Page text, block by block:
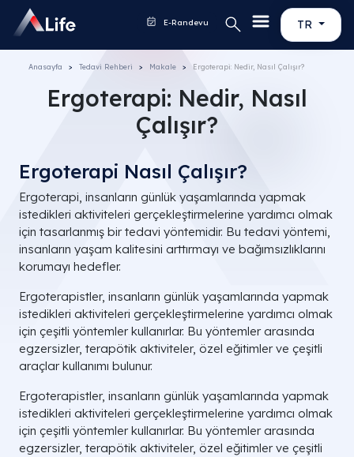
TR
E-Randevu
Anasayfa Tedavi Rehberi Makale Ergoterapi: Nedir, Nasıl Çalışır?
Ergoterapi: Nedir, Nasıl
Çalışır?
Ergoterapi Nasıl Çalışır?
Ergoterapi, insanların günlük yaşamlarında yapmak
istedikleri aktiviteleri gerçekleştirmelerine yardımcı olmak
için tasarlanmış bir tedavi yöntemidir. Bu tedavi yöntemi,
insanların yaşam kalitesini arttırmayı ve bağımsızlıklarını
korumayı hedefler.
Ergoterapistler, insanların günlük yaşamlarında yapmak
istedikleri aktiviteleri gerçekleştirmelerine yardımcı olmak
için çeşitli yöntemler kullanırlar. Bu yöntemler arasında
egzersizler, terapötik aktiviteler, özel eğitimler ve çeşitli
araçlar kullanımı bulunur.
Ergoterapistler, insanların günlük yaşamlarında yapmak
istedikleri aktiviteleri gerçekleştirmelerine yardımcı olmak
için çeşitli yöntemler kullanırlar. Bu yöntemler arasında
egzersizler, terapötik aktiviteler, özel eğitimler ve çeşitli